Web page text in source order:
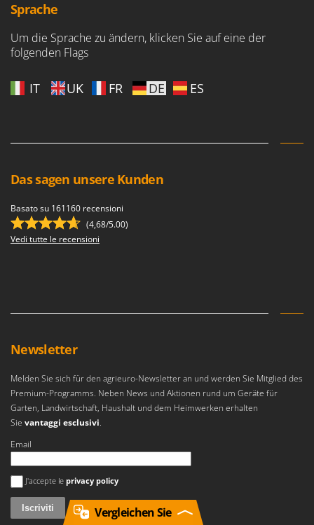
Sprache
Um die Sprache zu ändern, klicken Sie auf eine der
folgenden Flags
IT UK FR DE ES
Das sagen unsere Kunden
Basato su 161160 recensioni
(4,68/5.00)
Vedi tutte le recensioni
Newsletter
Melden Sie sich für den agrieuro-Newsletter an und werden Sie Mitglied des
Premium-Programms. Neben News und Aktionen rund um Geräte für
Garten, Landwirtschaft, Haushalt und dem Heimwerken erhalten
Sie vantaggi esclusivi.
Email
Si è verificato un errore
J'accepte le privacy policy
Vergleichen Sie